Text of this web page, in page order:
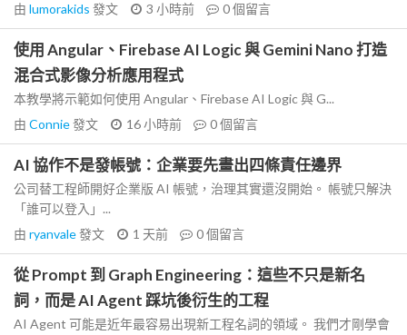
由 lumorakids 發文 3 小時前 0個留言
使用 Angular、Firebase AI Logic 與 Gemini Nano 打造
混合式影像分析應用程式
本教學將示範如何使用 Angular、Firebase AI Logic 與 G...
由 Connie發文 16 小時前 0個留言
AI 協作不是發帳號：企業要先畫出四條責任邊界
公司替工程師開好企業版 AI 帳號，治理其實還沒開始。 帳號只解決
「誰可以登入」...
由 ryanvale發文 1 天前 0個留言
從 Prompt 到 Graph Engineering：這些不只是新名
詞，而是 AI Agent 踩坑後衍生的工程
AI Agent 可能是近年最容易出現新工程名詞的領域。 我們才剛學會